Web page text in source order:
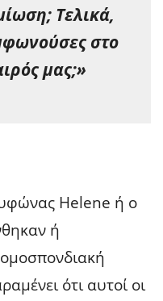
Τελικά,
στο
μας;»
Helene ή ο
ή
ότι αυτοί οι